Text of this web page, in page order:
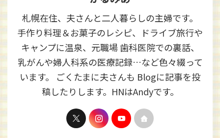
札幌在住、夫さんと二人暮らしの主婦です。
手作り料理＆お菓子のレシピ、ドライブ旅行や
キャンプに温泉、元職場 歯科医院での裏話、
乳がんや婦人科系の医療記録…など色々綴って
います。 ごくたまに夫さんも Blogに記事を投
稿したりします。HNはAndyです。